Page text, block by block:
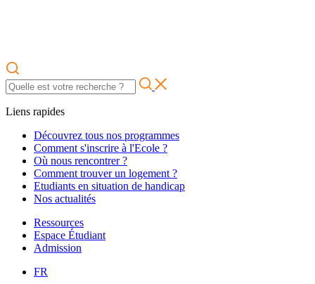
Liens rapides
Découvrez tous nos programmes
Comment s'inscrire à l'Ecole ?
Où nous rencontrer ?
Comment trouver un logement ?
Etudiants en situation de handicap
Nos actualités
Ressources
Espace Étudiant
Admission
FR